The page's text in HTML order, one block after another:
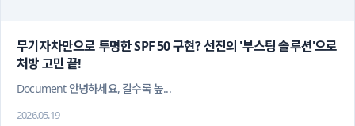
무기자차만으로 투명한 SPF 50 구현? 선진의 '부스팅 솔루션'으로
처방 고민 끝!
Document 안녕하세요, 갈수록 높...
2026.05.19